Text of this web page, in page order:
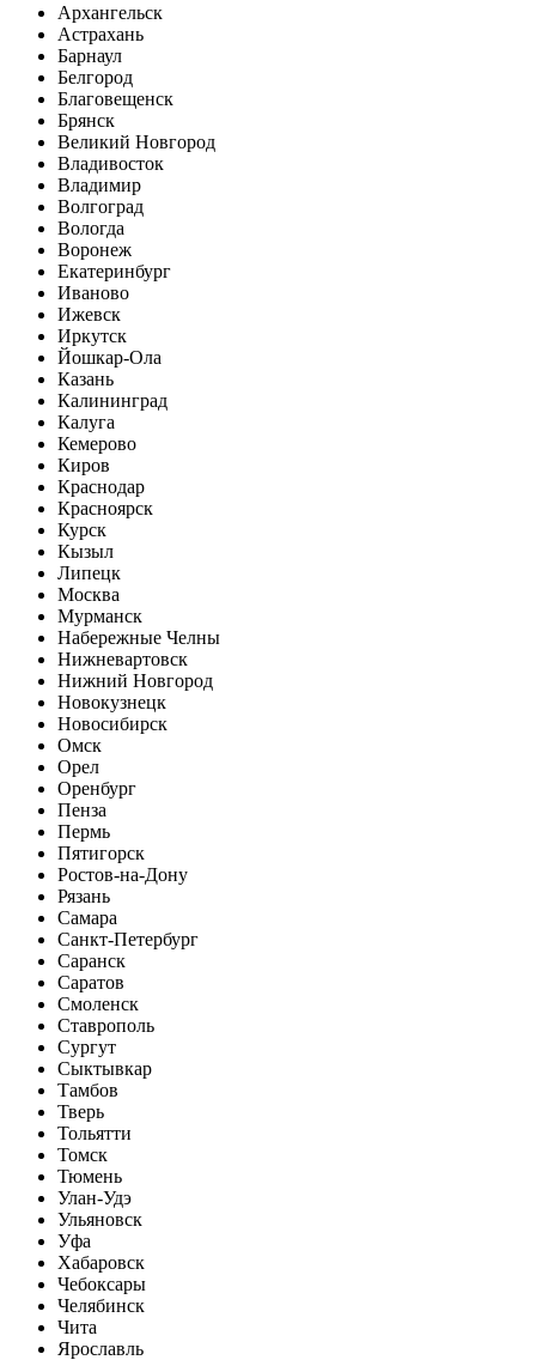
Архангельск
Астрахань
Барнаул
Белгород
Благовещенск
Брянск
Великий Новгород
Владивосток
Владимир
Волгоград
Вологда
Воронеж
Екатеринбург
Иваново
Ижевск
Иркутск
Йошкар-Ола
Казань
Калининград
Калуга
Кемерово
Киров
Краснодар
Красноярск
Курск
Кызыл
Липецк
Москва
Мурманск
Набережные Челны
Нижневартовск
Нижний Новгород
Новокузнецк
Новосибирск
Омск
Орел
Оренбург
Пенза
Пермь
Пятигорск
Ростов-на-Дону
Рязань
Самара
Санкт-Петербург
Саранск
Саратов
Смоленск
Ставрополь
Сургут
Сыктывкар
Тамбов
Тверь
Тольятти
Томск
Тюмень
Улан-Удэ
Ульяновск
Уфа
Хабаровск
Чебоксары
Челябинск
Чита
Ярославль